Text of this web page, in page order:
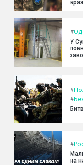
#
У
#
#
#
на